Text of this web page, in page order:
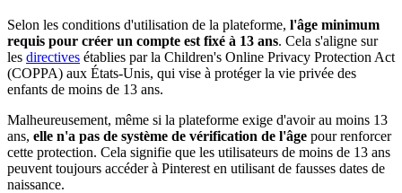
Selon les conditions d'utilisation de la plateforme, l'âge minimum
requis pour créer un compte est fixé à 13 ans. Cela s'aligne sur
les directives établies par la Children's Online Privacy Protection Act
(COPPA) aux États-Unis, qui vise à protéger la vie privée des
enfants de moins de 13 ans.
Malheureusement, même si la plateforme exige d'avoir au moins 13
ans, elle n'a pas de système de vérification de l'âge pour renforcer
cette protection. Cela signifie que les utilisateurs de moins de 13 ans
peuvent toujours accéder à Pinterest en utilisant de fausses dates de
naissance.